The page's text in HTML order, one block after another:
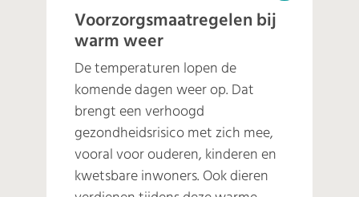
Voorzorgsmaatregelen bij
warm weer
De temperaturen lopen de
komende dagen weer op. Dat
brengt een verhoogd
gezondheidsrisico met zich mee,
vooral voor ouderen, kinderen en
kwetsbare inwoners. Ook dieren